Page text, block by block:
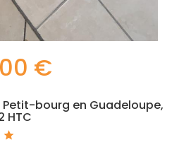
€
bourg en Guadeloupe,
HTC